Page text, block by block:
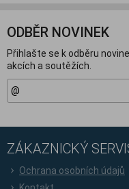
ODBĚR NOVINEK
Přihlašte se k odběru
akcích a soutěžích.
ZÁKAZNICKÝ
Ochrana osobních údajů